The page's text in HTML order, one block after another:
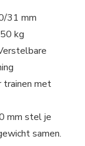
31 mm
kg
met
mm stel je
samen.